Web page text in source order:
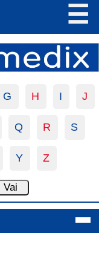
☰
G H I J
Q R S
Y Z